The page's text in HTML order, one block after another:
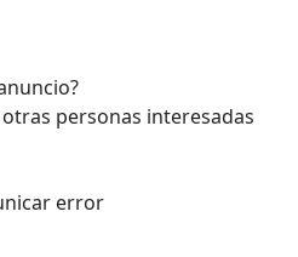
personas interesadas
error